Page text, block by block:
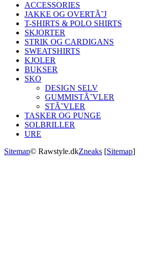
ACCESSORIES
JAKKE OG OVERTÃ˜J
T-SHIRTS & POLO SHIRTS
SKJORTER
STRIK OG CARDIGANS
SWEATSHIRTS
KJOLER
BUKSER
SKO
DESIGN SELV
GUMMISTÃ˜VLER
STÃ˜VLER
TASKER OG PUNGE
SOLBRILLER
URE
Sitemap© Rawstyle.dkZneaks [Sitemap]